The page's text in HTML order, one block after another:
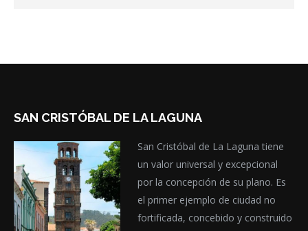
SAN CRISTÓBAL DE LA LAGUNA
San Cristóbal de La Laguna tiene
un valor universal y excepcional
por la concepción de su plano. Es
el primer ejemplo de ciudad no
fortificada, concebido y construido